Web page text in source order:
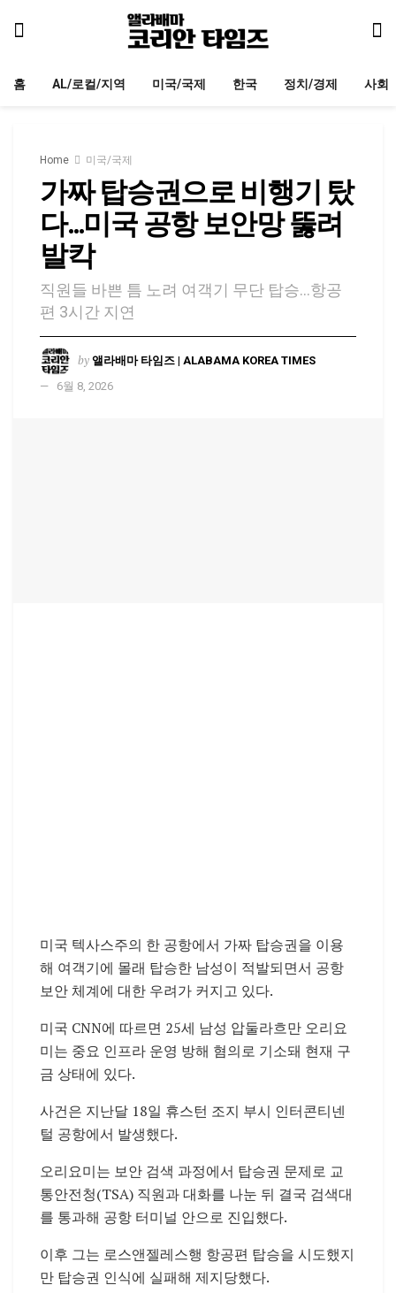
홈 AL/로컬/지역 미국/국제 한국 정치/경제 사회
Home 미국/국제
가짜 탑승권으로 비행기 탔
다…미국 공항 보안망 뚫려
발칵
직원들 바쁜 틈 노려 여객기 무단 탑승…항공
편 3시간 지연
by 앨라배마 타임즈 | ALABAMA KOREA TIMES
6월 8, 2026
미국 텍사스주의 한 공항에서 가짜 탑승권을 이용
해 여객기에 몰래 탑승한 남성이 적발되면서 공항
보안 체계에 대한 우려가 커지고 있다.
미국 CNN에 따르면 25세 남성 압둘라흐만 오리요
미는 중요 인프라 운영 방해 혐의로 기소돼 현재 구
금 상태에 있다.
사건은 지난달 18일 휴스턴 조지 부시 인터콘티넨
털 공항에서 발생했다.
오리요미는 보안 검색 과정에서 탑승권 문제로 교
통안전청(TSA) 직원과 대화를 나눈 뒤 결국 검색대
를 통과해 공항 터미널 안으로 진입했다.
이후 그는 로스앤젤레스행 항공편 탑승을 시도했지
만 탑승권 인식에 실패해 제지당했다.